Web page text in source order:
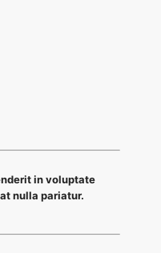
in voluptate
nulla pariatur.